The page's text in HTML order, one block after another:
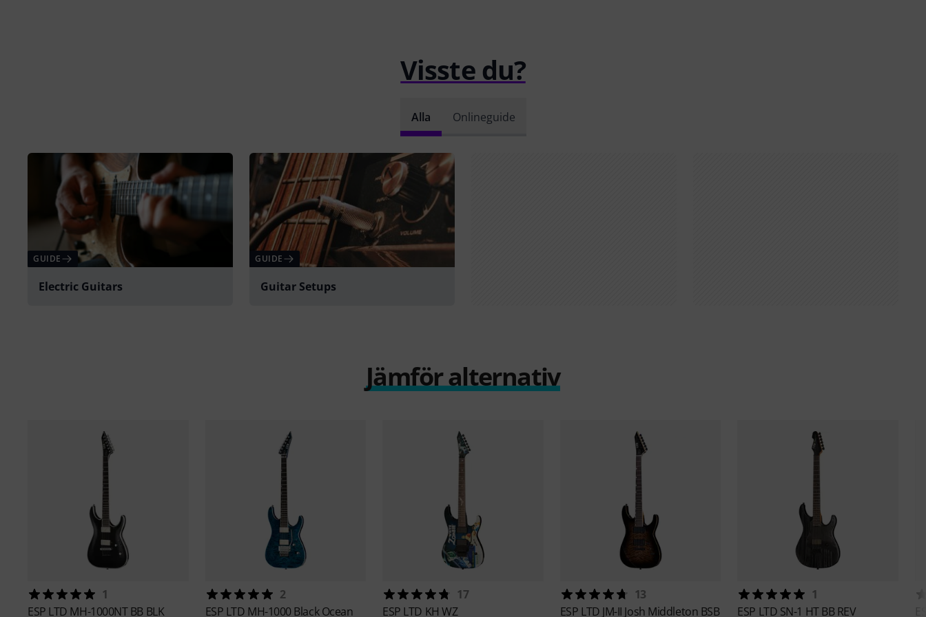
Visste du?
Alla Onlineguide
GUIDE
Electric Guitars
GUIDE
Guitar Setups
Jämför alternativ
1
ESP LTD MH-1000NT BB BLK
2
ESP LTD MH-1000 Black Ocean
17
ESP LTD KH WZ
13
ESP LTD JM-II Josh Middleton BSB
1
ESP LTD SN-1 HT BB REV